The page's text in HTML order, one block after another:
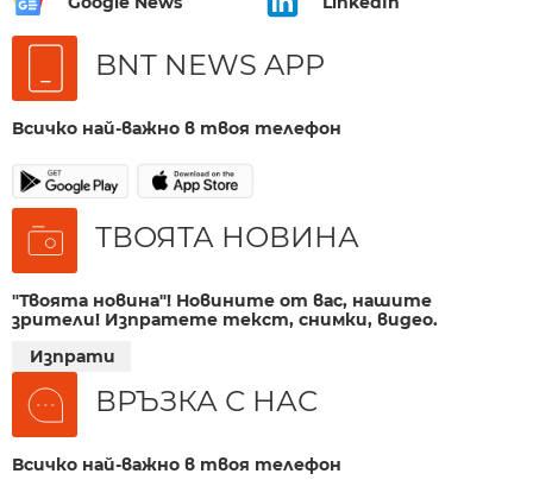
BNT NEWS APP
Всичко най-важно в твоя телефон
ТВОЯТА НОВИНА
"Твоята новина"! Новините от вас, нашите
зрители! Изпратете текст, снимки, видео.
Изпрати
ВРЪЗКА С НАС
Всичко най-важно в твоя телефон